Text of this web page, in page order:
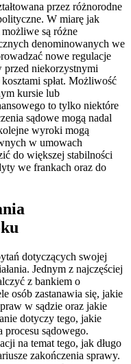
przez różnorodne
W miarę jak
są różne
denominowanych we
nowe regulacje
przed niekorzystnymi
spłat. Możliwość
kursie lub
to tylko niektóre
sądowe mogą nadal
wyroki mogą
w umowach
do większej stabilności
we frankach oraz do
dotyczących swojej
Jednym z najczęściej
z bankiem o
osób zastanawia się, jakie
w sądzie oraz jakie
dotyczy tego, jakie
procesu sądowego.
na temat tego, jak długo
zakończenia sprawy.